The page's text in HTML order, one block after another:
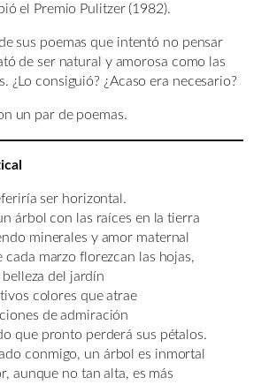
el Premio Pulitzer (1982).
sus poemas que intentó no pensar
de ser natural y amorosa como las
¿Lo consiguió? ¿Acaso era necesario?
un par de poemas.
ser horizontal.
árbol con las raíces en la tierra
minerales y amor maternal
cada marzo florezcan las hojas,
del jardín
colores que atrae
de admiración
que pronto perderá sus pétalos.
conmigo, un árbol es inmortal
aunque no tan alta, es más